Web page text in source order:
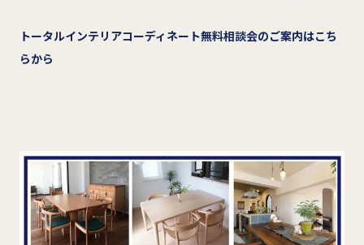
トータルインテリアコーディネート無料相談会のご案内はこち
らから